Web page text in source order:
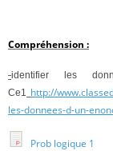
Compréhension :
-identifier les
Ce1
http://
les-donnees-d-un-
Prob logique 1